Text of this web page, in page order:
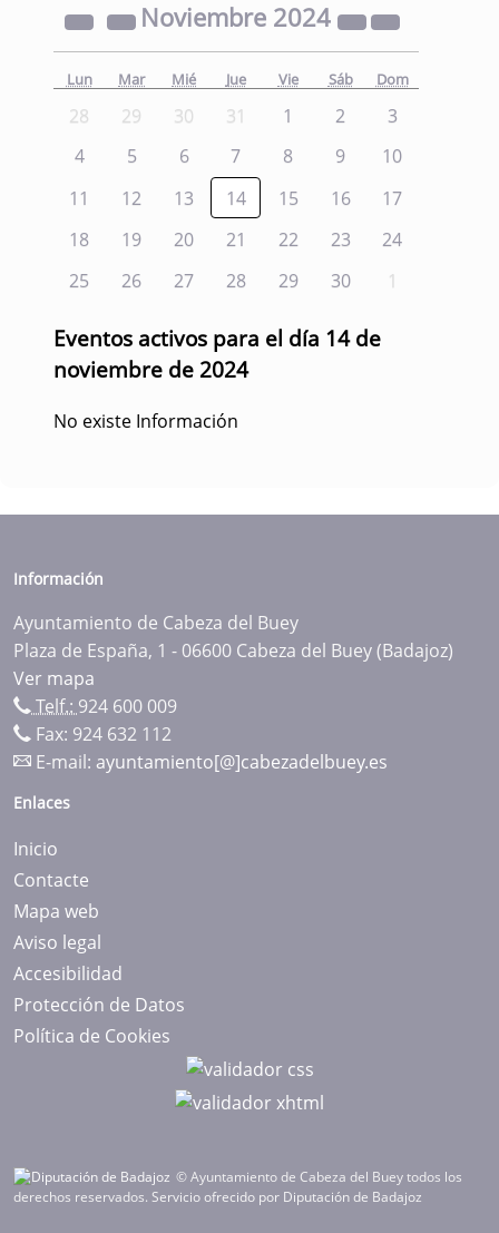
Noviembre 2024
Lun Mar Mié Jue Vie Sáb Dom
28 29 30 31 1 2
3
4
5 6 7 8 9
10
11
12 13 14 15 16
17
18
19 20 21 22 23
24
25
26 27 28 29 30 1
Eventos activos para el día 14 de
noviembre de 2024
No existe Información
Información
Ayuntamiento de Cabeza del Buey
Plaza de España, 1 - 06600 Cabeza del Buey (Badajoz)
Ver mapa
Telf.: 924 600 009
Fax: 924 632 112
E-mail: ayuntamiento[@]cabezadelbuey.es
Enlaces
Inicio
Contacte
Mapa web
Aviso legal
Accesibilidad
Protección de Datos
Política de Cookies
© Ayuntamiento de Cabeza del Buey todos los
derechos reservados. Servicio ofrecido por Diputación de Badajoz